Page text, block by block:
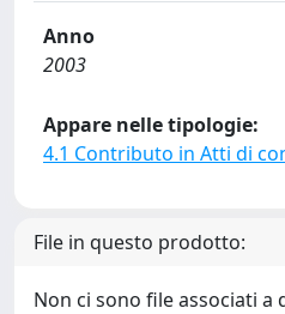
Anno
2003
Appare nelle tipologie:
4.1 Contributo in Atti di
File in questo prodotto:
Non ci sono file associati